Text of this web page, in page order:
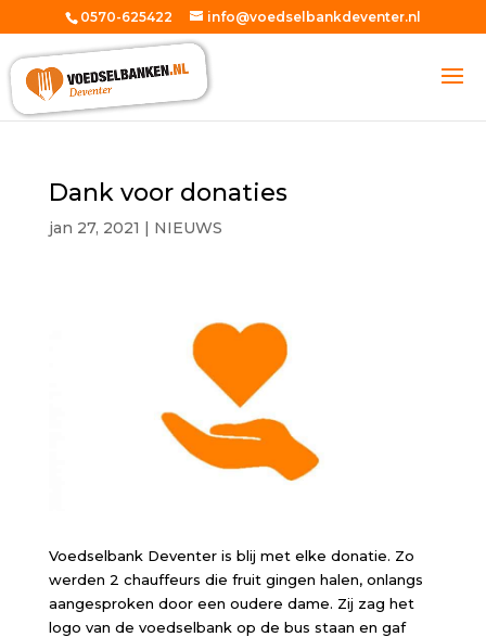
0570-625422 info@voedselbankdeventer.nl
Dank voor donaties
jan 27, 2021 | NIEUWS
Voedselbank Deventer is blij met elke donatie. Zo
werden 2 chauffeurs die fruit gingen halen, onlangs
aangesproken door een oudere dame. Zij zag het
logo van de voedselbank op de bus staan en gaf